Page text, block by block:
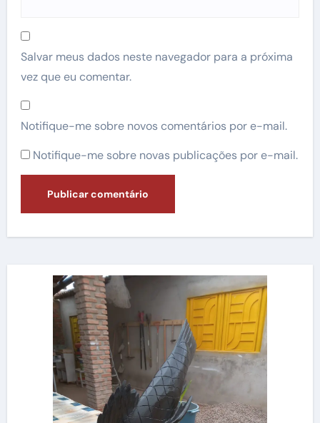
Salvar meus dados neste navegador para a próxima
vez que eu comentar.
Notifique-me sobre novos comentários por e-mail.
Notifique-me sobre novas publicações por e-mail.